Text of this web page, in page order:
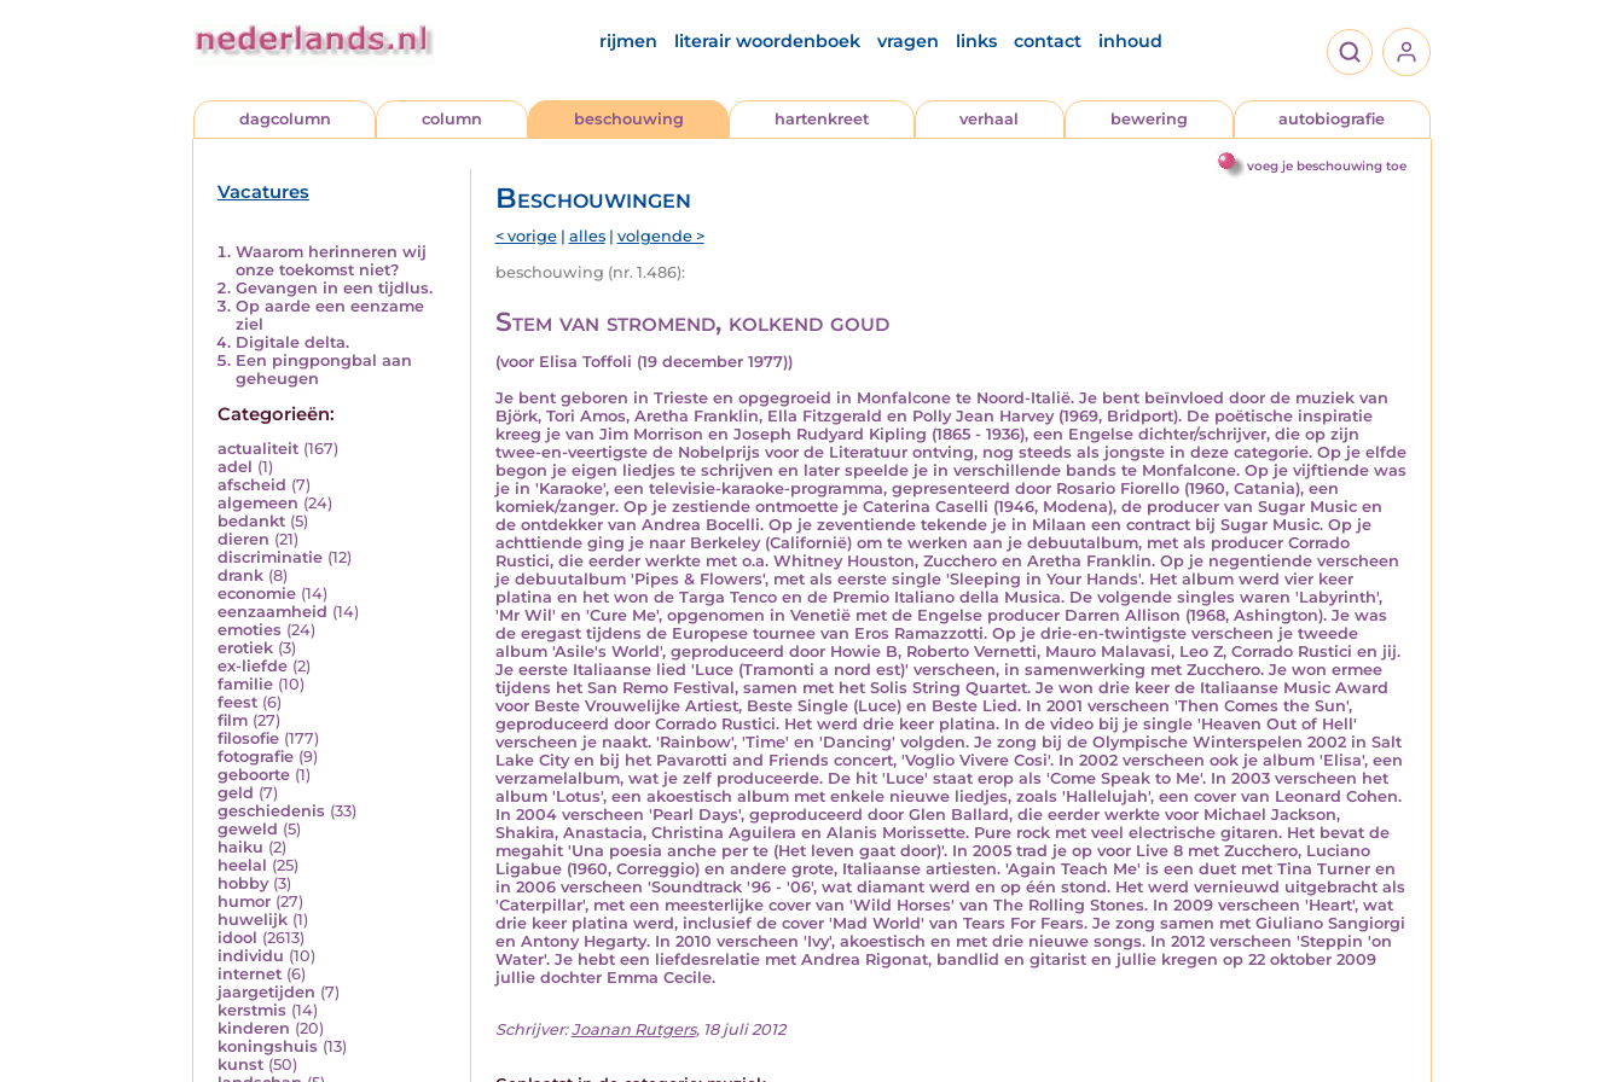
rijmen literair woordenboek vragen links contact inhoud
dagcolumn column beschouwing hartenkreet verhaal bewering autobiografie
voeg je beschouwing toe
Vacatures
Waarom herinneren wij
onze toekomst niet?
Gevangen in een tijdlus.
Op aarde een eenzame
ziel
Digitale delta.
Een pingpongbal aan
geheugen
Categorieën:
actualiteit (167)
adel (1)
afscheid (7)
algemeen (24)
bedankt (5)
dieren (21)
discriminatie (12)
drank (8)
economie (14)
eenzaamheid (14)
emoties (24)
erotiek (3)
ex-liefde (2)
familie (10)
feest (6)
film (27)
filosofie (177)
fotografie (9)
geboorte (1)
geld (7)
geschiedenis (33)
geweld (5)
haiku (2)
heelal (25)
hobby (3)
humor (27)
huwelijk (1)
idool (2613)
individu (10)
internet (6)
jaargetijden (7)
kerstmis (14)
kinderen (20)
koningshuis (13)
kunst (50)
Beschouwingen
< vorige| alles| volgende >
beschouwing (nr. 1.486):
Stem van stromend, kolkend goud
(voor Elisa Toffoli (19 december 1977))
Je bent geboren in Trieste en opgegroeid in Monfalcone te Noord-Italië. Je bent beïnvloed door de muziek van
Björk, Tori Amos, Aretha Franklin, Ella Fitzgerald en Polly Jean Harvey (1969, Bridport). De poëtische inspiratie
kreeg je van Jim Morrison en Joseph Rudyard Kipling (1865 - 1936), een Engelse dichter/schrijver, die op zijn
twee-en-veertigste de Nobelprijs voor de Literatuur ontving, nog steeds als jongste in deze categorie. Op je elfde
begon je eigen liedjes te schrijven en later speelde je in verschillende bands te Monfalcone. Op je vijftiende was
je in 'Karaoke', een televisie-karaoke-programma, gepresenteerd door Rosario Fiorello (1960, Catania), een
komiek/zanger. Op je zestiende ontmoette je Caterina Caselli (1946, Modena), de producer van Sugar Music en
de ontdekker van Andrea Bocelli. Op je zeventiende tekende je in Milaan een contract bij Sugar Music. Op je
achttiende ging je naar Berkeley (Californië) om te werken aan je debuutalbum, met als producer Corrado
Rustici, die eerder werkte met o.a. Whitney Houston, Zucchero en Aretha Franklin. Op je negentiende verscheen
je debuutalbum 'Pipes & Flowers', met als eerste single 'Sleeping in Your Hands'. Het album werd vier keer
platina en het won de Targa Tenco en de Premio Italiano della Musica. De volgende singles waren 'Labyrinth',
'Mr Wil' en 'Cure Me', opgenomen in Venetië met de Engelse producer Darren Allison (1968, Ashington). Je was
de eregast tijdens de Europese tournee van Eros Ramazzotti. Op je drie-en-twintigste verscheen je tweede
album 'Asile's World', geproduceerd door Howie B, Roberto Vernetti, Mauro Malavasi, Leo Z, Corrado Rustici en jij.
Je eerste Italiaanse lied 'Luce (Tramonti a nord est)' verscheen, in samenwerking met Zucchero. Je won ermee
tijdens het San Remo Festival, samen met het Solis String Quartet. Je won drie keer de Italiaanse Music Award
voor Beste Vrouwelijke Artiest, Beste Single (Luce) en Beste Lied. In 2001 verscheen 'Then Comes the Sun',
geproduceerd door Corrado Rustici. Het werd drie keer platina. In de video bij je single 'Heaven Out of Hell'
verscheen je naakt. 'Rainbow', 'Time' en 'Dancing' volgden. Je zong bij de Olympische Winterspelen 2002 in Salt
Lake City en bij het Pavarotti and Friends concert, 'Voglio Vivere Cosi'. In 2002 verscheen ook je album 'Elisa', een
verzamelalbum, wat je zelf produceerde. De hit 'Luce' staat erop als 'Come Speak to Me'. In 2003 verscheen het
album 'Lotus', een akoestisch album met enkele nieuwe liedjes, zoals 'Hallelujah', een cover van Leonard Cohen.
In 2004 verscheen 'Pearl Days', geproduceerd door Glen Ballard, die eerder werkte voor Michael Jackson,
Shakira, Anastacia, Christina Aguilera en Alanis Morissette. Pure rock met veel electrische gitaren. Het bevat de
megahit 'Una poesia anche per te (Het leven gaat door)'. In 2005 trad je op voor Live 8 met Zucchero, Luciano
Ligabue (1960, Correggio) en andere grote, Italiaanse artiesten. 'Again Teach Me' is een duet met Tina Turner en
in 2006 verscheen 'Soundtrack '96 - '06', wat diamant werd en op één stond. Het werd vernieuwd uitgebracht als
'Caterpillar', met een meesterlijke cover van 'Wild Horses' van The Rolling Stones. In 2009 verscheen 'Heart', wat
drie keer platina werd, inclusief de cover 'Mad World' van Tears For Fears. Je zong samen met Giuliano Sangiorgi
en Antony Hegarty. In 2010 verscheen 'Ivy', akoestisch en met drie nieuwe songs. In 2012 verscheen 'Steppin 'on
Water'. Je hebt een liefdesrelatie met Andrea Rigonat, bandlid en gitarist en jullie kregen op 22 oktober 2009
jullie dochter Emma Cecile.
Schrijver:Joanan Rutgers, 18 juli 2012